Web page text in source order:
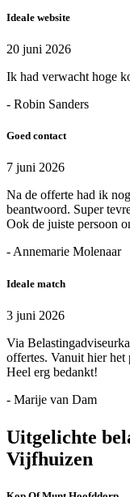
Ideale website
20 juni 2026
Ik had verwacht hoge
- Robin Sanders
Goed contact
7 juni 2026
Na de offerte had ik
beantwoord. Super
Ook de juiste persoon
- Annemarie Molenaar
Ideale match
3 juni 2026
Via
offertes. Vanuit hier het
Heel erg bedankt!
- Marije van Dam
Uitgelichte
Vijfhuizen